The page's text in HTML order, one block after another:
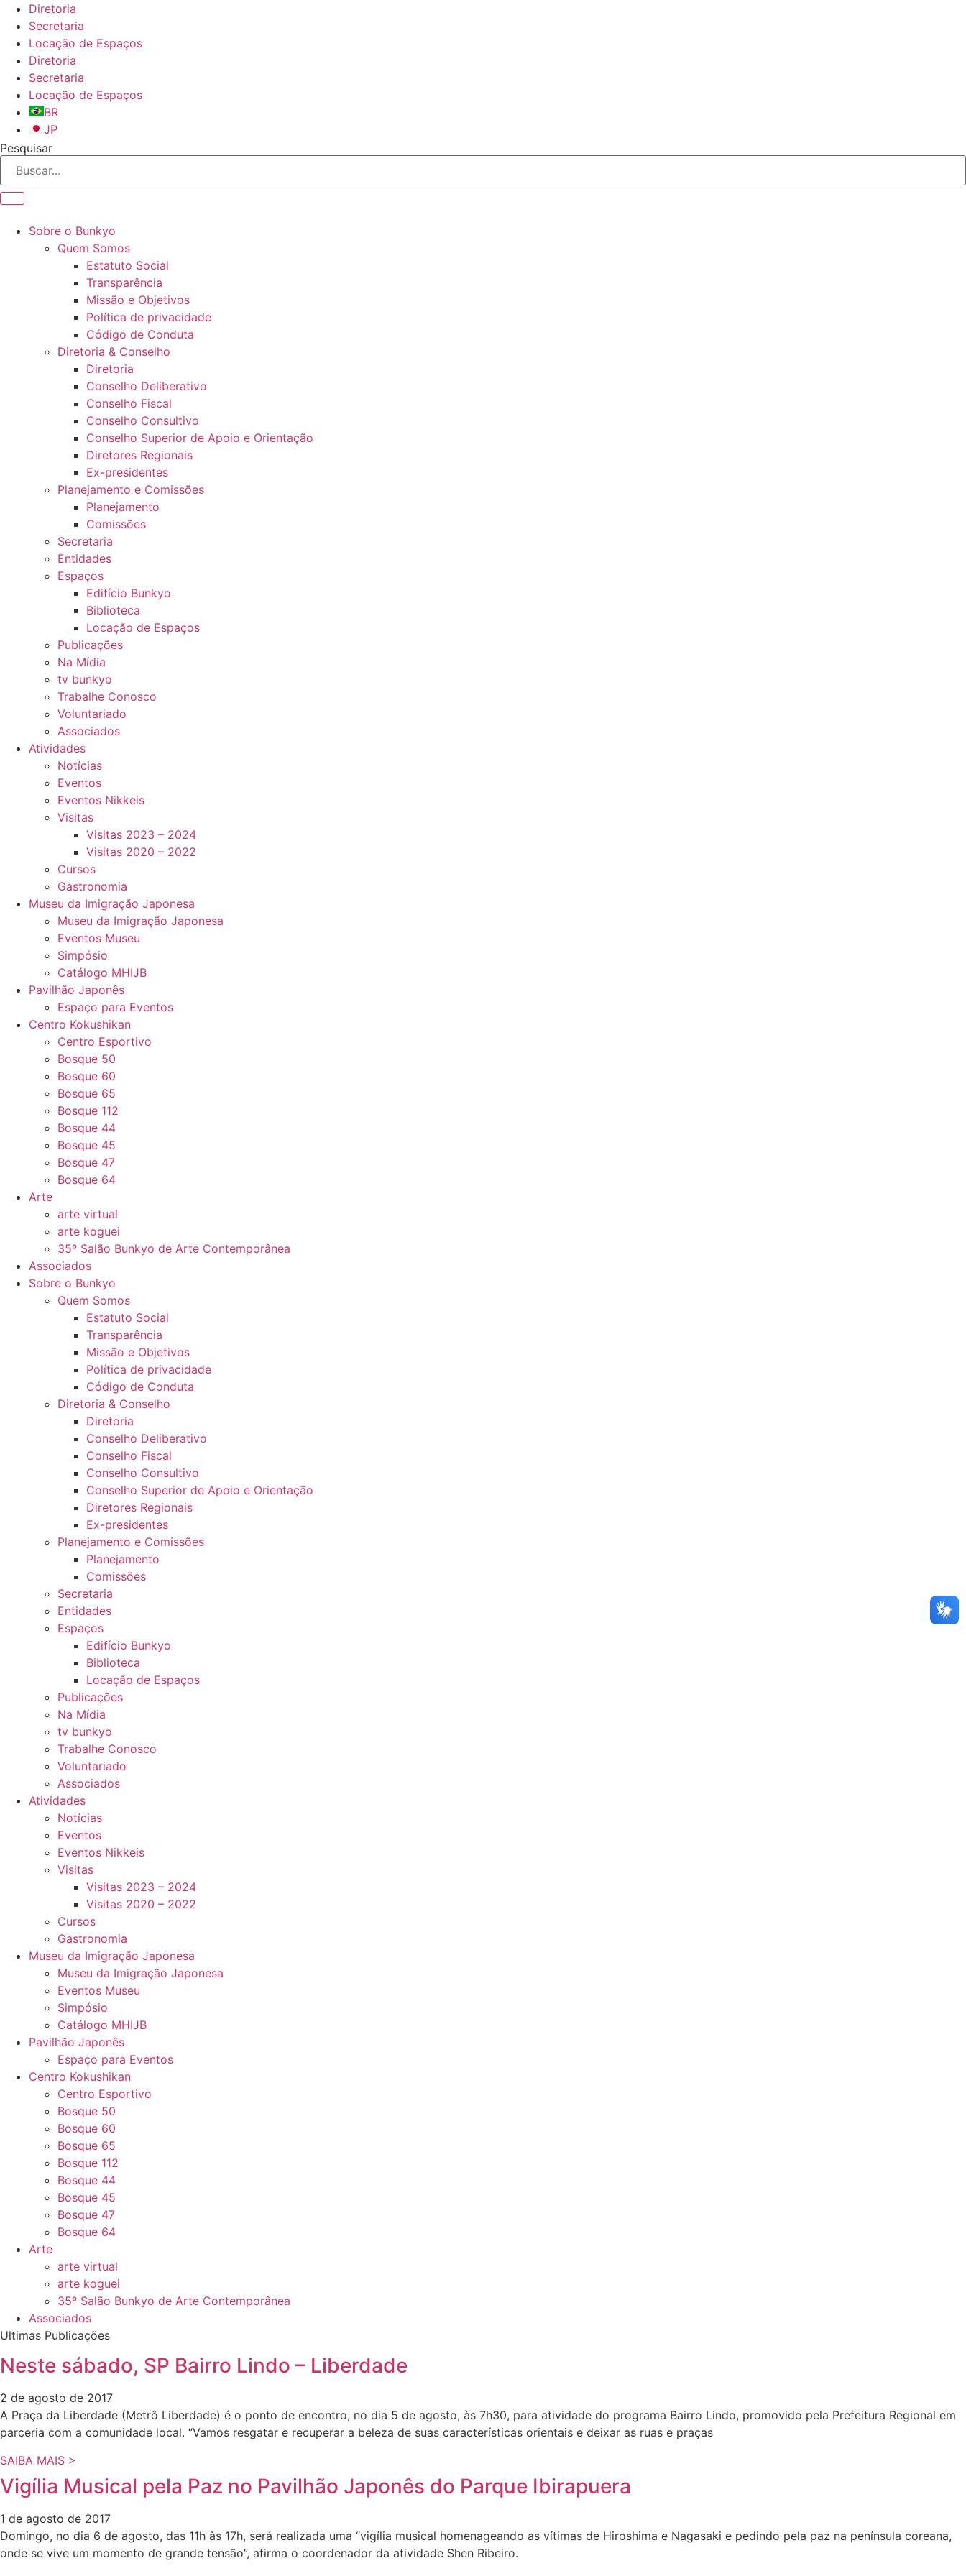
para
conteúdo
Diretoria
Secretaria
Locação de Espaços
Diretoria
Secretaria
Locação de Espaços
BR
JP
Pesquisar
Sobre o Bunkyo
Quem Somos
Estatuto Social
Transparência
Missão e Objetivos
Política de privacidade
Código de Conduta
Diretoria & Conselho
Diretoria
Conselho Deliberativo
Conselho Fiscal
Conselho Consultivo
Conselho Superior de Apoio e Orientação
Diretores Regionais
Ex-presidentes
Planejamento e Comissões
Planejamento
Comissões
Secretaria
Entidades
Espaços
Edifício Bunkyo
Biblioteca
Locação de Espaços
Publicações
Na Mídia
tv bunkyo
Trabalhe Conosco
Voluntariado
Associados
Atividades
Notícias
Eventos
Eventos Nikkeis
Visitas
Visitas 2023 – 2024
Visitas 2020 – 2022
Cursos
Gastronomia
Museu da Imigração Japonesa
Museu da Imigração Japonesa
Eventos Museu
Simpósio
Catálogo MHIJB
Pavilhão Japonês
Espaço para Eventos
Centro Kokushikan
Centro Esportivo
Bosque 50
Bosque 60
Bosque 65
Bosque 112
Bosque 44
Bosque 45
Bosque 47
Bosque 64
Arte
arte virtual
arte koguei
35º Salão Bunkyo de Arte Contemporânea
Associados
Sobre o Bunkyo
Quem Somos
Estatuto Social
Transparência
Missão e Objetivos
Política de privacidade
Código de Conduta
Diretoria & Conselho
Diretoria
Conselho Deliberativo
Conselho Fiscal
Conselho Consultivo
Conselho Superior de Apoio e Orientação
Diretores Regionais
Ex-presidentes
Planejamento e Comissões
Planejamento
Comissões
Secretaria
Entidades
Espaços
Edifício Bunkyo
Biblioteca
Locação de Espaços
Publicações
Na Mídia
tv bunkyo
Trabalhe Conosco
Voluntariado
Associados
Atividades
Notícias
Eventos
Eventos Nikkeis
Visitas
Visitas 2023 – 2024
Visitas 2020 – 2022
Cursos
Gastronomia
Museu da Imigração Japonesa
Museu da Imigração Japonesa
Eventos Museu
Simpósio
Catálogo MHIJB
Pavilhão Japonês
Espaço para Eventos
Centro Kokushikan
Centro Esportivo
Bosque 50
Bosque 60
Bosque 65
Bosque 112
Bosque 44
Bosque 45
Bosque 47
Bosque 64
Arte
arte virtual
arte koguei
35º Salão Bunkyo de Arte Contemporânea
Associados
Ultimas Publicações
Neste sábado, SP Bairro Lindo – Liberdade
2 de agosto de 2017
A Praça da Liberdade (Metrô Liberdade) é o ponto de encontro, no dia 5 de agosto, às 7h30, para atividade do programa Bairro Lindo, promovido pela Prefeitura Regional em
parceria com a comunidade local. “Vamos resgatar e recuperar a beleza de suas características orientais e deixar as ruas e praças
SAIBA MAIS >
Vigília Musical pela Paz no Pavilhão Japonês do Parque Ibirapuera
1 de agosto de 2017
Domingo, no dia 6 de agosto, das 11h às 17h, será realizada uma “vigília musical homenageando as vítimas de Hiroshima e Nagasaki e pedindo pela paz na península coreana,
onde se vive um momento de grande tensão”, afirma o coordenador da atividade Shen Ribeiro.